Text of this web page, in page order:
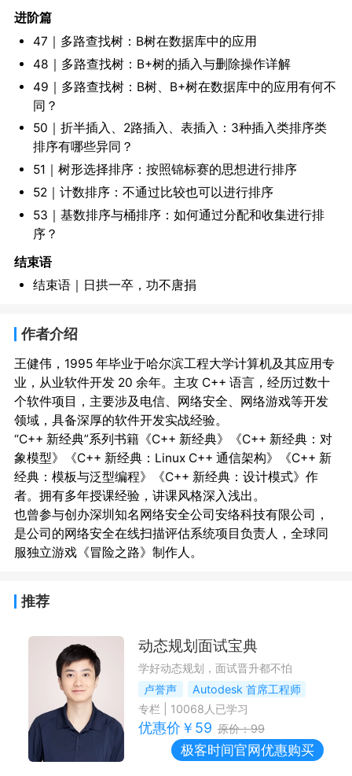
进阶篇
47｜多路查找树：B树在数据库中的应用
48｜多路查找树：B+树的插入与删除操作详解
49｜多路查找树：B树、B+树在数据库中的应用有何不
同？
50｜折半插入、2路插入、表插入：3种插入类排序类
排序有哪些异同？
51｜树形选择排序：按照锦标赛的思想进行排序
52｜计数排序：不通过比较也可以进行排序
53｜基数排序与桶排序：如何通过分配和收集进行排
序？
结束语
结束语｜日拱一卒，功不唐捐
作者介绍
王健伟，1995 年毕业于哈尔滨工程大学计算机及其应用专
业，从业软件开发 20 余年。主攻 C++ 语言，经历过数十
个软件项目，主要涉及电信、网络安全、网络游戏等开发
领域，具备深厚的软件开发实战经验。
“C++ 新经典”系列书籍《C++ 新经典》《C++ 新经典：对
象模型》《C++ 新经典：Linux C++ 通信架构》《C++ 新
经典：模板与泛型编程》《C++ 新经典：设计模式》作
者。拥有多年授课经验，讲课风格深入浅出。
也曾参与创办深圳知名网络安全公司安络科技有限公司，
是公司的网络安全在线扫描评估系统项目负责人，全球同
推荐
动态规划面试宝典
学好动态规划，面试晋升都不怕
卢誉声
Autodesk 首席工程师
专栏
10068 人已学习
优惠价￥ 59 原价：99
极客时间官网优惠购买